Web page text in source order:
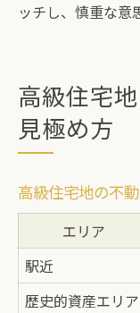
ッチし、慎重な意
高級住宅
見極め方
高級住宅地の不
エリア
駅近
歴史的資産エリア